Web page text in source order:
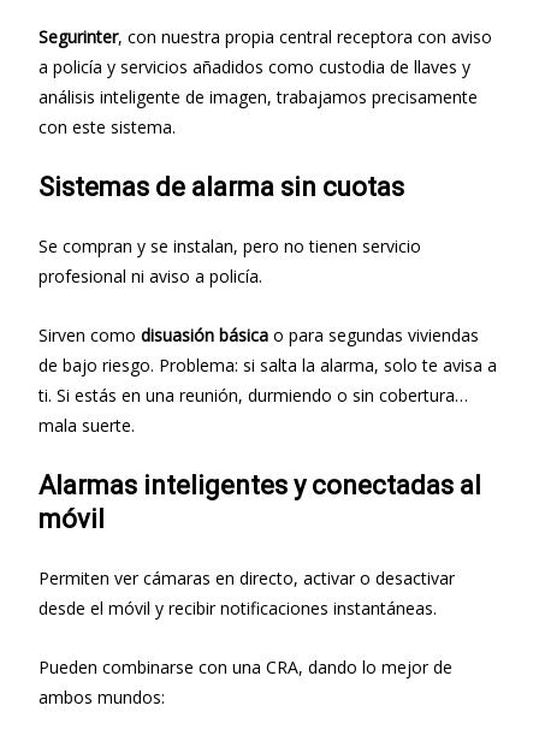
Segurinter, con nuestra propia central receptora con aviso
a policía y servicios añadidos como custodia de llaves y
análisis inteligente de imagen, trabajamos precisamente
con este sistema.
Sistemas de alarma sin cuotas
Se compran y se instalan, pero no tienen servicio
profesional ni aviso a policía.
Sirven como disuasión básica o para segundas viviendas
de bajo riesgo. Problema: si salta la alarma, solo te avisa a
ti. Si estás en una reunión, durmiendo o sin cobertura…
mala suerte.
Alarmas inteligentes y conectadas al
móvil
Permiten ver cámaras en directo, activar o desactivar
desde el móvil y recibir notificaciones instantáneas.
Pueden combinarse con una CRA, dando lo mejor de
ambos mundos: